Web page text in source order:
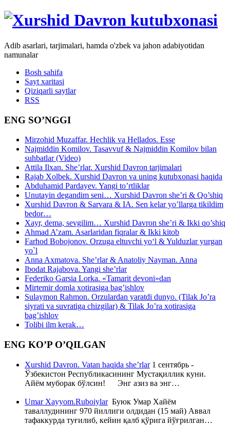
Adib asarlari, tarjimalari, hamda o'zbek va jahon adabiyotidan
namunalar
Bosh sahifa
Sayt xaritasi
Qiziqarli saytlar
RSS
ENG SO’NGGI
Mirzohid Muzaffar. Hechlik va Hellados. Esse
Najmiddin Komilov. Tasavvuf & Najmiddin Komilov bilan
suhbatlar (Video)
Attila Ilxan. She’rlar. Xurshid Davron tarjimalari
Rajab Xolbek. Xurshid Davron va uning kutubxonasi haqida
Abduhamid Pardayev. Yangi to’rtliklar
Unutayin degandim seni… Xurshid Davron she’ri & Qo’shiq
Xurshid Davron & Sarvara & IA. Sen kelar yo’llarga tikildim
bedor…
Xayr, dema, sevgilim… Xurshid Davron she’ri & Ikki qo’shiq
Ahmad A’zam. Asarlaridan fiqralar & Ikki kitob
Farhod Bobojonov. Orzuga eltuvchi yo‘l & Yulduzlar yurgan
yo`l
Anna Axmatova. She’rlar & Anatoliy Nayman. Anna
Ibodat Rajabova. Yangi she’rlar
Federiko Garsia Lorka. «Tamarit devoni»dan
Mirtemir domla xotirasiga bag’ishlov
Sulaymon Rahmon. Orzulardan yaratdi dunyo. (Tilak Jo’ra
siyrati va suvratiga chizgilar) & Tilak Jo’ra xotirasiga
bag’ishlov
Tolibi ilm kerak…
ENG KO’P O’QILGAN
Xurshid Davron. Vatan haqida she’rlar1 сентябрь -
Ўзбекистон Республикасининг Мустақиллик куни.
Айём муборак бўлсин! Энг азиз ва энг…
Umar Xayyom.RuboiylarБуюк Умар Хайём
таваллудининг 970 йиллиги олдидан (15 май) Аввал
тафаккурда туғилиб, кейин қалб қўрига йўғрилган…